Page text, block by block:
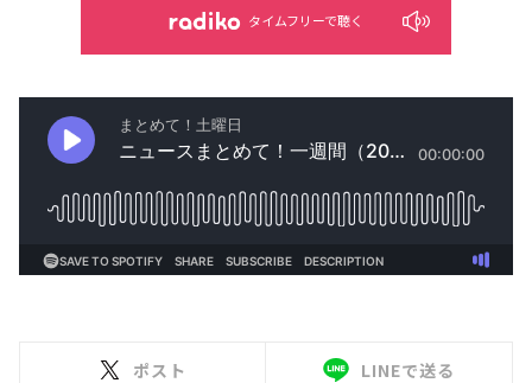
タイムフリーで聴く
ポスト LINEで送る